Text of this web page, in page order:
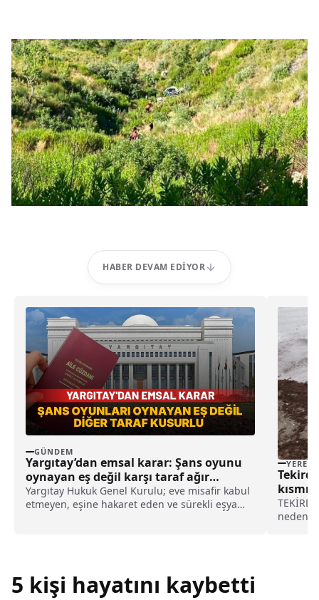
HABER DEVAM EDIYOR
GÜNDEM
Yargıtay’dan emsal karar: Şans oyunu
oynayan eş değil karşı taraf ağır
kusurlu sayıldı
Yargıtay Hukuk Genel Kurulu; eve misafir kabul
etmeyen, eşine hakaret eden ve sürekli eşya
YEREL
kısmı
5 kişi hayatını kaybetti